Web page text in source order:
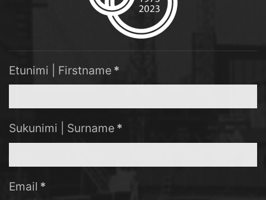
Etunimi | Firstname *
Sukunimi | Surname *
Email *